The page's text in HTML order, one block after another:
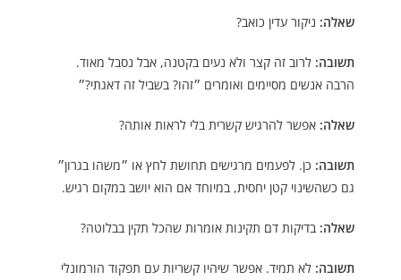
שאלה: ניקור עדין כואב?
תשובה: לרוב זה קצר ולא נעים בקטנה, אבל נסבל מאוד.
הרבה אנשים מסיימים ואומרים ״זהו? בשביל זה דאגתי?״
שאלה: אפשר להרגיש קשרית בלי לראות אותה?
תשובה: כן. לפעמים מרגישים תחושת לחץ או ״משהו בגרון״
גם כשהשינוי קטן יחסית, במיוחד אם הוא יושב במקום רגיש.
שאלה: בדיקות דם תקינות אומרות שהכל תקין בבלוטה?
תשובה: לא תמיד. אפשר שיהיו קשריות עם תפקוד הורמונלי